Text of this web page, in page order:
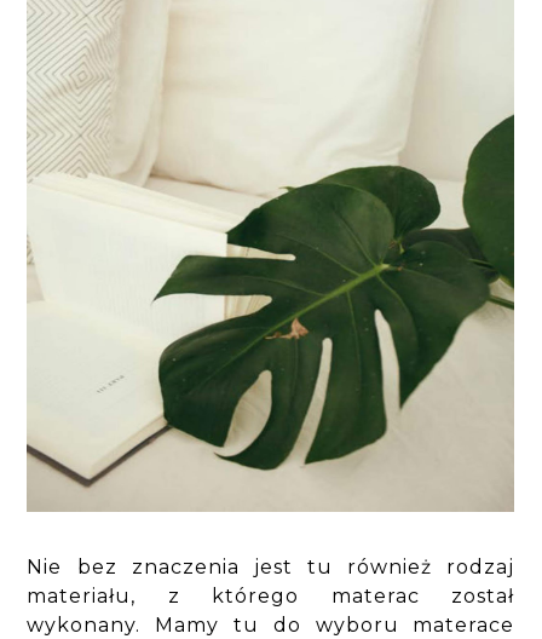
Nie bez znaczenia jest tu również rodzaj
materiału, z którego materac został
wykonany. Mamy tu do wyboru materace